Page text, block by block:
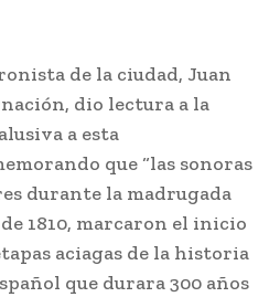
de la ciudad, Juan
dio lectura a la
a esta
que “las sonoras
durante la madrugada
1810, marcaron el inicio
aciagas de la historia
que durara 300 años